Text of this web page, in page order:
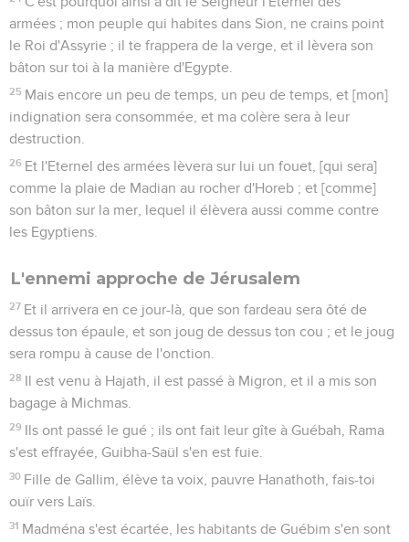
armées ; mon peuple qui habites dans Sion, ne crains point
le Roi d'Assyrie ; il te frappera de la verge, et il lèvera son
bâton sur toi à la manière d'Egypte.
25 Mais encore un peu de temps, un peu de temps, et [mon]
indignation sera consommée, et ma colère sera à leur
destruction.
26 Et l'Eternel des armées lèvera sur lui un fouet, [qui sera]
comme la plaie de Madian au rocher d'Horeb ; et [comme]
son bâton sur la mer, lequel il élèvera aussi comme contre
les Egyptiens.
L'ennemi approche de Jérusalem
27 Et il arrivera en ce jour-là, que son fardeau sera ôté de
dessus ton épaule, et son joug de dessus ton cou ; et le joug
sera rompu à cause de l'onction.
28 Il est venu à Hajath, il est passé à Migron, et il a mis son
bagage à Michmas.
29 Ils ont passé le gué ; ils ont fait leur gîte à Guébah, Rama
s'est effrayée, Guibha-Saül s'en est fuie.
30 Fille de Gallim, élève ta voix, pauvre Hanathoth, fais-toi
ouïr vers Laïs.
31 Madména s'est écartée, les habitants de Guébim s'en sont